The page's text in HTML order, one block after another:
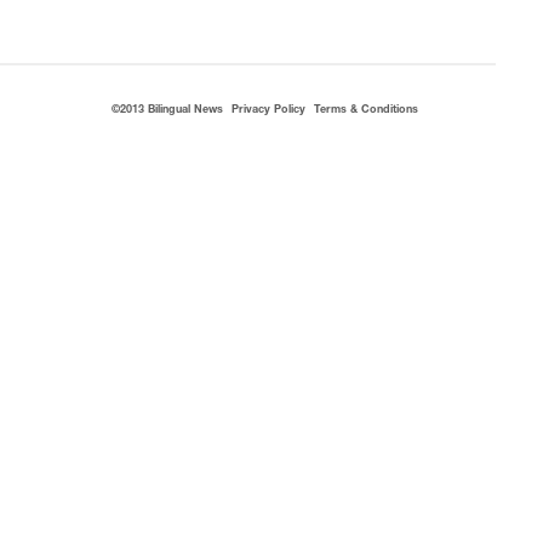
©2013 Bilingual News Privacy Policy Terms & Conditions